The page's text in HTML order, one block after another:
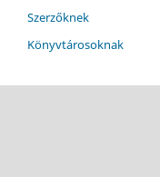
Szerzőknek
Könyvtárosoknak